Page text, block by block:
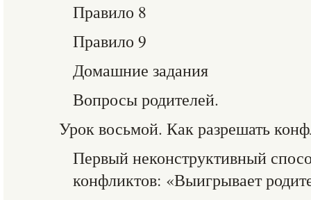
Правило 8
Правило 9
Домашние задания
Вопросы родителей.
Урок восьмой. Как разрешать
Первый неконструктивный
конфликтов: «Выигрывает